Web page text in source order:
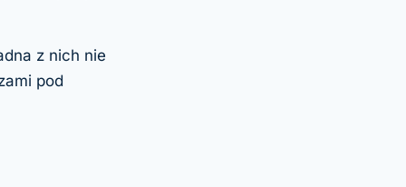
z nich nie
pod